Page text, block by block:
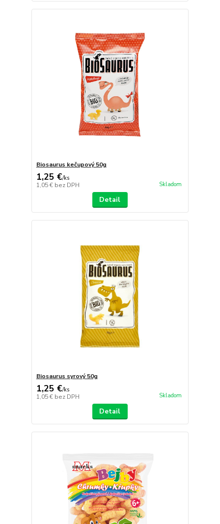
Biosaurus kečupový 50g
1,25 €/ks
1,05 € bez DPH Skladom
Detail
Biosaurus syrový 50g
1,25 €/ks
1,05 € bez DPH Skladom
Detail